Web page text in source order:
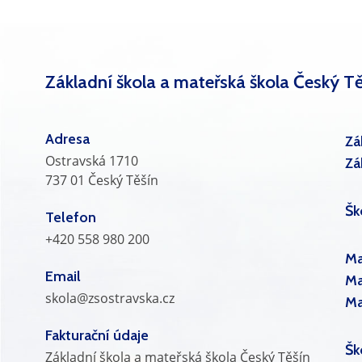
Základní škola a mateřská škola Český
Adresa
Ostravská 1710
737 01 Český Těšín
Telefon
+420 558 980 200
Email
skola@zsostravska.cz
Fakturační údaje
Základní škola a mateřská škola Český Těšín